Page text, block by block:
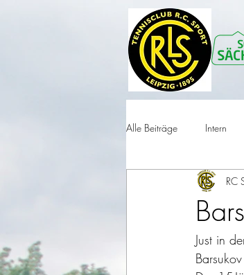
Alle Beiträge Intern
RC
Just in